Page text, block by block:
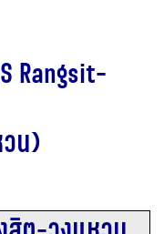
Rangsit-
น)